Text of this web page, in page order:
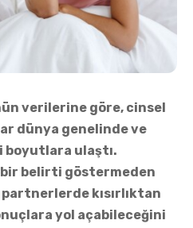
verilerine göre, cinsel
dünya genelinde ve
boyutlara ulaştı.
belirti göstermeden
kısırlıktan
yol açabileceğini